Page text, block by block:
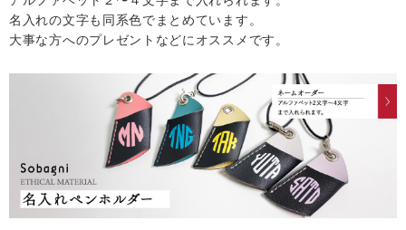
名入れの文字も同系色でまとめています。
大事な方へのプレゼントなどにオススメです。